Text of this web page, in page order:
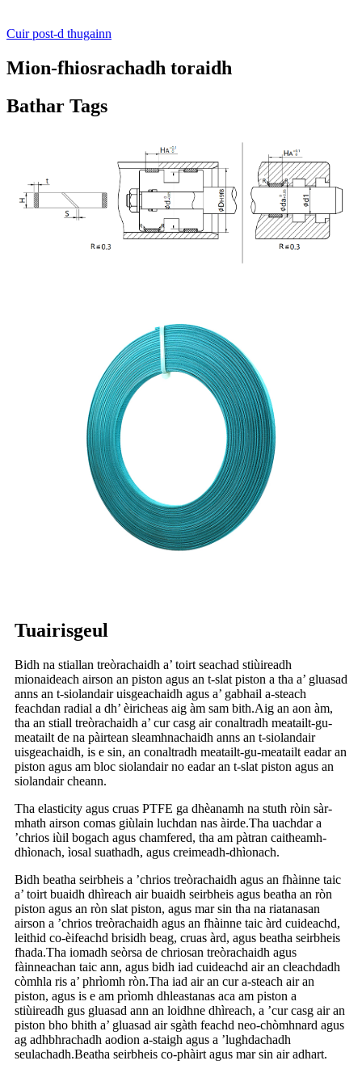
Cuir post-d thugainn
Mion-fhiosrachadh toraidh
Bathar Tags
Tuairisgeul
Bidh na stiallan treòrachaidh a’ toirt seachad stiùireadh
mionaideach airson an piston agus an t-slat piston a tha a’ gluasad
anns an t-siolandair uisgeachaidh agus a’ gabhail a-steach
feachdan radial a dh’ èiricheas aig àm sam bith.Aig an aon àm,
tha an stiall treòrachaidh a’ cur casg air conaltradh meatailt-gu-
meatailt de na pàirtean sleamhnachaidh anns an t-siolandair
uisgeachaidh, is e sin, an conaltradh meatailt-gu-meatailt eadar an
piston agus am bloc siolandair no eadar an t-slat piston agus an
siolandair cheann.
Tha elasticity agus cruas PTFE ga dhèanamh na stuth ròin sàr-
mhath airson comas giùlain luchdan nas àirde.Tha uachdar a
’chrios iùil bogach agus chamfered, tha am pàtran caitheamh-
dhìonach, ìosal suathadh, agus creimeadh-dhìonach.
Bidh beatha seirbheis a ’chrios treòrachaidh agus an fhàinne taic
a’ toirt buaidh dhìreach air buaidh seirbheis agus beatha an ròn
piston agus an ròn slat piston, agus mar sin tha na riatanasan
airson a ’chrios treòrachaidh agus an fhàinne taic àrd cuideachd,
leithid co-èifeachd brisidh beag, cruas àrd, agus beatha seirbheis
fhada.Tha iomadh seòrsa de chriosan treòrachaidh agus
fàinneachan taic ann, agus bidh iad cuideachd air an cleachdadh
còmhla ris a’ phrìomh ròn.Tha iad air an cur a-steach air an
piston, agus is e am prìomh dhleastanas aca am piston a
stiùireadh gus gluasad ann an loidhne dhìreach, a ’cur casg air an
piston bho bhith a’ gluasad air sgàth feachd neo-chòmhnard agus
ag adhbhrachadh aodion a-staigh agus a ’lughdachadh
seulachadh.Beatha seirbheis co-phàirt agus mar sin air adhart.